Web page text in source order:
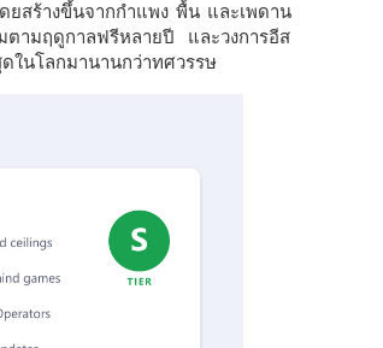
ยสร้างขึ้นจากกำแพง พื้น และเพดาน
ตามฤดูกาลฟรีหลายปี และวงการอีส
ในโลกมานานกว่าทศวรรษ